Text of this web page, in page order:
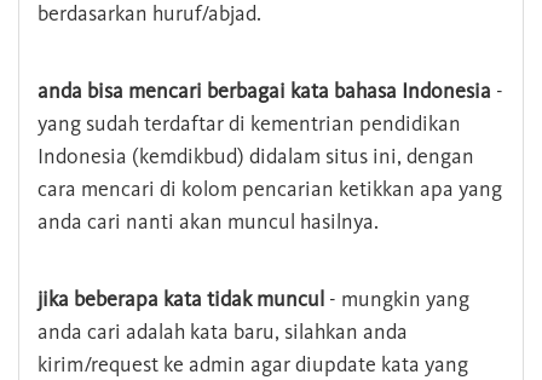
berdasarkan huruf/abjad.
anda bisa mencari berbagai kata bahasa Indonesia -
yang sudah terdaftar di kementrian pendidikan
Indonesia (kemdikbud) didalam situs ini, dengan
cara mencari di kolom pencarian ketikkan apa yang
anda cari nanti akan muncul hasilnya.
jika beberapa kata tidak muncul - mungkin yang
anda cari adalah kata baru, silahkan anda
kirim/request ke admin agar diupdate kata yang